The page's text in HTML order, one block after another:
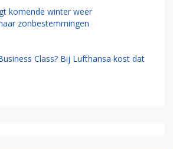
komende winter weer
zonbestemmingen
Class? Bij Lufthansa kost dat